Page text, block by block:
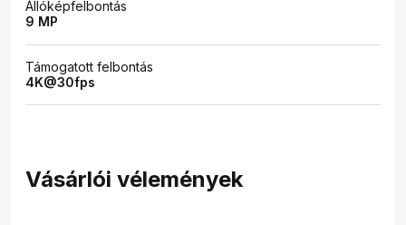
Állóképfelbontás
9 MP
Támogatott felbontás
4K@30fps
Vásárlói vélemények